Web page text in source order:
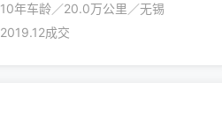
10年车龄／20.0万公里／无锡
2019.12成交